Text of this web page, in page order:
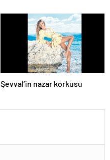
Şevval’in nazar korkusu